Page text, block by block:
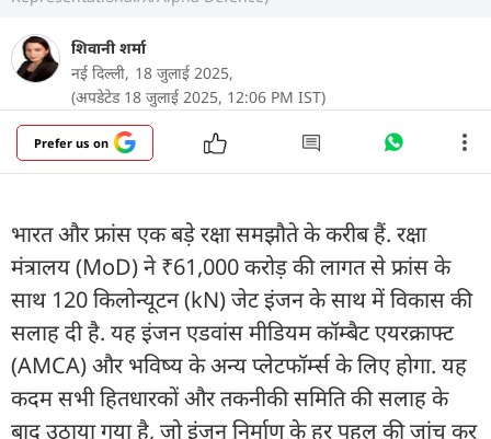
शिवानी शर्मा
नई दिल्ली, 18 जुलाई 2025,
(अपडेटेड 18 जुलाई 2025, 12:06 PM IST)
Prefer us on
भारत और फ्रांस एक बड़े रक्षा समझौते के करीब हैं. रक्षा
मंत्रालय (MoD) ने ₹61,000 करोड़ की लागत से फ्रांस के
साथ 120 किलोन्यूटन (kN) जेट इंजन के साथ में विकास की
सलाह दी है. यह इंजन एडवांस मीडियम कॉम्बैट एयरक्राफ्ट
(AMCA) और भविष्य के अन्य प्लेटफॉर्म्स के लिए होगा. यह
कदम सभी हितधारकों और तकनीकी समिति की सलाह के
बाद उठाया गया है, जो इंजन निर्माण के हर पहलू की जांच कर